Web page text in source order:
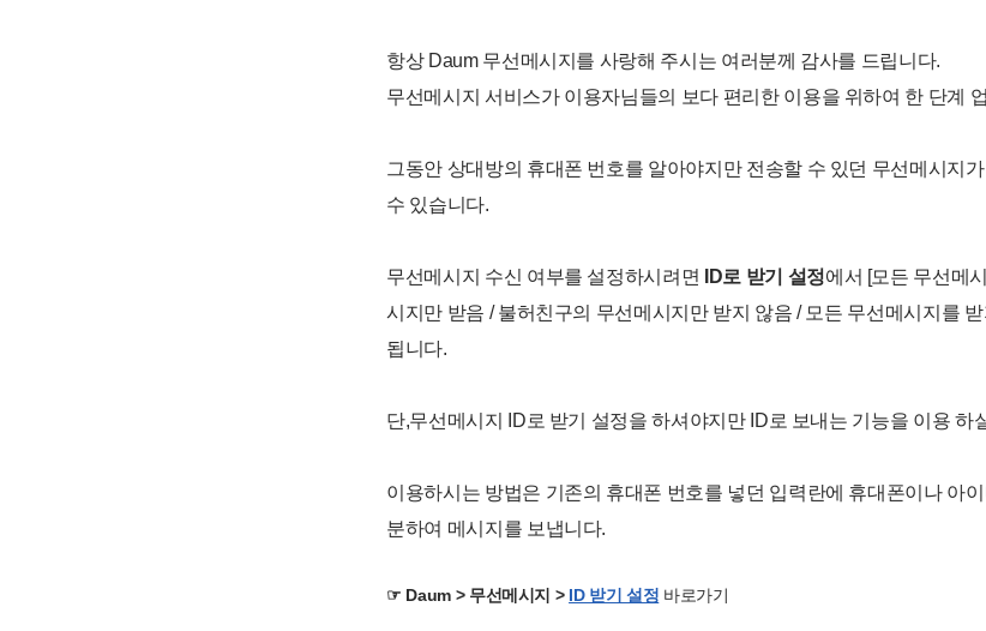
항상 Daum 무선메시지를 사랑해 주시는 여러분께 감사를 드립니다.
무선메시지 서비스가 이용자님들의 보다 편리한 이용을 위하여 한 단계
그동안 상대방의 휴대폰 번호를 알아야지만 전송할 수 있던 무선메시지
수 있습니다.
무선메시지 수신 여부를 설정하시려면 ID로 받기 설정에서 [모든 무선메
시지만 받음 / 불허친구의 무선메시지만 받지 않음 / 모든 무선메시지를
됩니다.
단,무선메시지 ID로 받기 설정을 하셔야지만 ID로 보내는 기능을 이용 하
이용하시는 방법은 기존의 휴대폰 번호를 넣던 입력란에 휴대폰이나 아
분하여 메시지를 보냅니다.
☞ Daum > 무선메시지 > ID 받기 설정 바로가기